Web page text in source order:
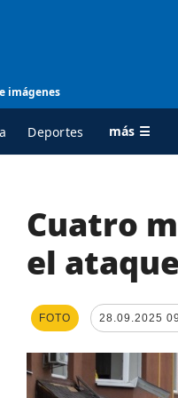
imágenes
Deportes más ☰
Cuatro
el
FOTO 28.09.2025